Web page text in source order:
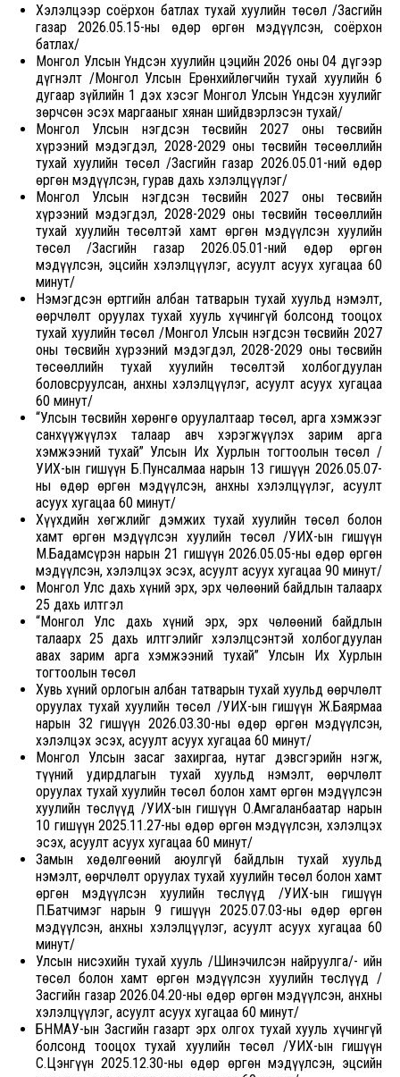
Хэлэлцээр соёрхон батлах тухай хуулийн төсөл /Засгийн
газар 2026.05.15-ны өдөр өргөн мэдүүлсэн, соёрхон
батлах/
Монгол Улсын Үндсэн хуулийн цэцийн 2026 оны 04 дүгээр
дүгнэлт /Монгол Улсын Ерөнхийлөгчийн тухай хуулийн 6
дугаар зүйлийн 1 дэх хэсэг Монгол Улсын Үндсэн хуулийг
зөрчсөн эсэх маргааныг хянан шийдвэрлэсэн тухай/
Монгол Улсын нэгдсэн төсвийн 2027 оны төсвийн
хүрээний мэдэгдэл, 2028-2029 оны төсвийн төсөөллийн
тухай хуулийн төсөл /Засгийн газар 2026.05.01-ний өдөр
өргөн мэдүүлсэн, гурав дахь хэлэлцүүлэг/
Монгол Улсын нэгдсэн төсвийн 2027 оны төсвийн
хүрээний мэдэгдэл, 2028-2029 оны төсвийн төсөөллийн
тухай хуулийн төсөлтэй хамт өргөн мэдүүлсэн хуулийн
төсөл /Засгийн газар 2026.05.01-ний өдөр өргөн
мэдүүлсэн, эцсийн хэлэлцүүлэг, асуулт асуух хугацаа 60
минут/
Нэмэгдсэн өртгийн албан татварын тухай хуульд нэмэлт,
өөрчлөлт оруулах тухай хууль хүчингүй болсонд тооцох
тухай хуулийн төсөл /Монгол Улсын нэгдсэн төсвийн 2027
оны төсвийн хүрээний мэдэгдэл, 2028-2029 оны төсвийн
төсөөллийн тухай хуулийн төсөлтэй холбогдуулан
боловсруулсан, анхны хэлэлцүүлэг, асуулт асуух хугацаа
60 минут/
“Улсын төсвийн хөрөнгө оруулалтаар төсөл, арга хэмжээг
санхүүжүүлэх талаар авч хэрэгжүүлэх зарим арга
хэмжээний тухай” Улсын Их Хурлын тогтоолын төсөл /
УИХ-ын гишүүн Б.Пунсалмаа нарын 1З гишүүн 2026.05.07-
ны өдөр өргөн мэдүүлсэн, анхны хэлэлцүүлэг, асуулт
асуух хугацаа 60 минут/
Хүүхдийн хөгжлийг дэмжих тухай хуулийн төсөл болон
хамт өргөн мэдүүлсэн хуулийн төсөл /УИХ-ын гишүүн
М.Бадамсүрэн нарын 21 гишүүн 2026.05.05-ны өдөр өргөн
мэдүүлсэн, хэлэлцэх эсэх, асуулт асуух хугацаа 90 минут/
Монгол Улс дахь хүний эрх, эрх чөлөөний байдлын талаарх
25 дахь илтгэл
“Монгол Улс дахь хүний эрх, эрх чөлөөний байдлын
талаарх 25 дахь илтгэлийг хэлэлцсэнтэй холбогдуулан
авах зарим арга хэмжээний тухай” Улсын Их Хурлын
тогтоолын төсөл
Хувь хүний орлогын албан татварын тухай хуульд өөрчлөлт
оруулах тухай хуулийн төсөл /УИХ-ын гишүүн Ж.Баярмаа
нарын 32 гишүүн 2026.03.30-ны өдөр өргөн мэдүүлсэн,
хэлэлцэх эсэх, асуулт асуух хугацаа 60 минут/
Монгол Улсын засаг захиргаа, нутаг дэвсгэрийн нэгж,
түүний удирдлагын тухай хуульд нэмэлт, өөрчлөлт
оруулах тухай хуулийн төсөл болон хамт өргөн мэдүүлсэн
хуулийн төслүүд /УИХ-ын гишүүн О.Амгаланбаатар нарын
10 гишүүн 2025.11.27-ны өдөр өргөн мэдүүлсэн, хэлэлцэх
эсэх, асуулт асуух хугацаа 60 минут/
Замын хөдөлгөөний аюулгүй байдлын тухай хуульд
нэмэлт, өөрчлөлт оруулах тухай хуулийн төсөл болон хамт
өргөн мэдүүлсэн хуулийн төслүүд /УИХ-ын гишүүн
П.Батчимэг нарын 9 гишүүн 2025.07.03-ны өдөр өргөн
мэдүүлсэн, анхны хэлэлцүүлэг, асуулт асуух хугацаа 60
минут/
Улсын нисэхийн тухай хууль /Шинэчилсэн найруулга/- ийн
төсөл болон хамт өргөн мэдүүлсэн хуулийн төслүүд /
Засгийн газар 2026.04.20-ны өдөр өргөн мэдүүлсэн, анхны
хэлэлцүүлэг, асуулт асуух хугацаа 60 минут/
БНМАУ-ын Засгийн газарт эрх олгох тухай хууль хүчингүй
болсонд тооцох тухай хуулийн төсөл /УИХ-ын гишүүн
С.Цэнгүүн 2025.12.30-ны өдөр өргөн мэдүүлсэн, эцсийн